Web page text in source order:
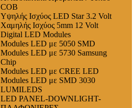
COB
Υψηλής Ισχύος LED Star 3.2 Volt
Χαμηλής Ισχύος 5mm 12 Volt
Digital LED Modules
Modules LED με 5050 SMD
Modules LED με 5730 Samsung
Chip
Modules LED με CREE LED
Modules LED με SMD 3030
LUMILEDS
LED PANEL-DOWNLIGHT-